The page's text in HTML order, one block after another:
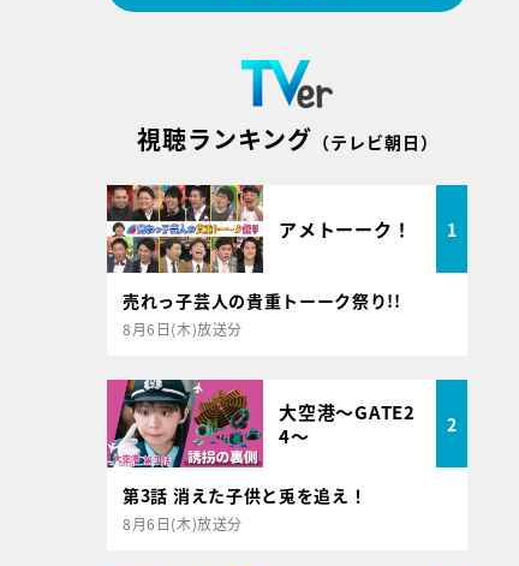
視聴ランキング （テレビ朝日）
アメトーーク！ 1
売れっ子芸人の貴重トーーク祭り!!
8月6日(木)放送分
大空港～GATE2
4～
2
第3話 消えた子供と兎を追え！
8月6日(木)放送分